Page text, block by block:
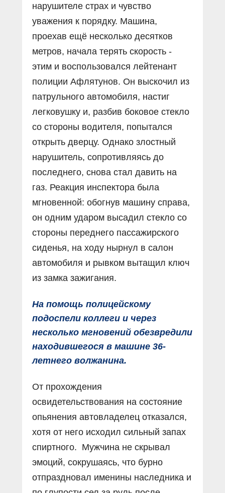
нарушителе страх и чувство
уважения к порядку. Машина,
проехав ещë несколько десятков
метров, начала терять скорость -
этим и воспользовался лейтенант
полиции Афлятунов. Он выскочил из
патрульного автомобиля, настиг
легковушку и, разбив боковое стекло
со стороны водителя, попытался
открыть дверцу. Однако злостный
нарушитель, сопротивляясь до
последнего, снова стал давить на
газ. Реакция инспектора была
мгновенной: обогнув машину справа,
он одним ударом высадил стекло со
стороны переднего пассажирского
сиденья, на ходу нырнул в салон
автомобиля и рывком вытащил ключ
из замка зажигания.
На помощь полицейскому
подоспели коллеги и через
несколько мгновений обезвредили
находившегося в машине 36-
летнего волжанина.
От прохождения
освидетельствования на состояние
опьянения автовладелец отказался,
хотя от него исходил сильный запах
спиртного. Мужчина не скрывал
эмоций, сокрушаясь, что бурно
отпраздновал именины наследника и